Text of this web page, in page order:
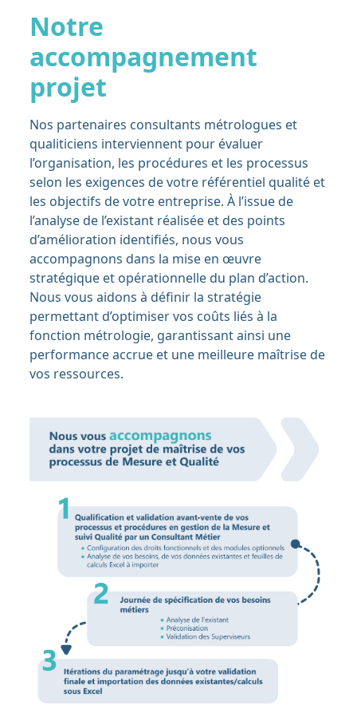
Notre
accompagnement
projet
Nos partenaires consultants métrologues et
qualiticiens interviennent pour évaluer
l’organisation, les procédures et les processus
selon les exigences de votre référentiel qualité et
les objectifs de votre entreprise. À l’issue de
l’analyse de l’existant réalisée et des points
d’amélioration identifiés, nous vous
accompagnons dans la mise en œuvre
stratégique et opérationnelle du plan d’action.
Nous vous aidons à définir la stratégie
permettant d’optimiser vos coûts liés à la
fonction métrologie, garantissant ainsi une
performance accrue et une meilleure maîtrise de
vos ressources.